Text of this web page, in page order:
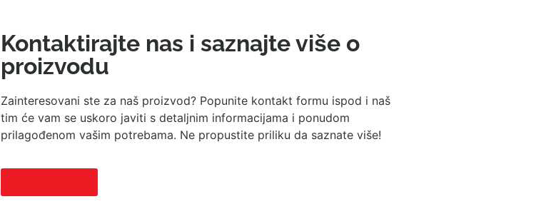
Kontaktirajte nas i saznajte više o
proizvodu
Zainteresovani ste za naš proizvod? Popunite kontakt formu ispod i naš
tim će vam se uskoro javiti s detaljnim informacijama i ponudom
prilagođenom vašim potrebama. Ne propustite priliku da saznate više!